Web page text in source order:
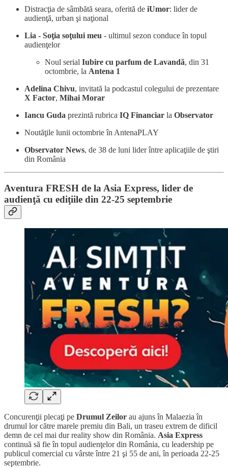
Distracţia de sâmbătă seara, oferită de iUmor: lider de
audienţă, urban şi naţional
Lia - Soţia soţului meu - ultimul sezon conduce în topul
audienţelor
Noul serial Iubire cu parfum de Lavandă, din 31
octombrie, la Antena 1
Adelina Chivu, invitată la podcastul colegului de prezentare
X Factor, Mihai Morar
Iancu Guda prezintă rubrica IQ Financiar la Observator
Noutăţile lunii octombrie în AntenaPLAY
Observator News, de 38 de luni lider între aplicaţiile de ştiri
din România
Aventura FRESH de la Asia Express, lider de
audienţă cu ediţiile din 22-25 septembrie
Concurenţii plecaţi pe Drumul Zeilor au ajuns în Malaezia în
drumul lor către marele premiu din Bali, un traseu extrem de dificil
demn de cel mai dur reality show din România. Asia Express
continuă să fie în topul audienţelor din România, cu leadership pe
publicul comercial cu vârste între 21 şi 55 de ani, în perioada 22-25
septembrie.